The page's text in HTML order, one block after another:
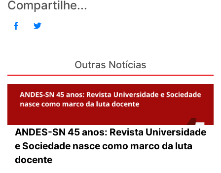
Compartilhe...
Outras Notícias
ANDES-SN 45 anos: Revista Universidade
e Sociedade nasce como marco da luta
docente